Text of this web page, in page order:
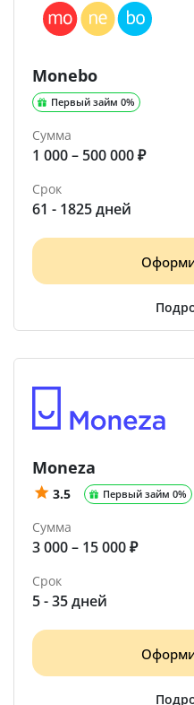
Monebo
Первый займ 0%
Сумма
1 000 – 500 000 ₽
Срок
61 - 1825 дней
Moneza
3.5 Первый займ 0%
Сумма
3 000 – 15 000 ₽
Срок
5 - 35 дней